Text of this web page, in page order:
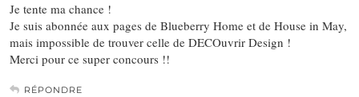
Je tente ma chance !
Je suis abonnée aux pages de Blueberry Home et de House in May,
mais impossible de trouver celle de DECOuvrir Design !
Merci pour ce super concours !!
RÉPONDRE